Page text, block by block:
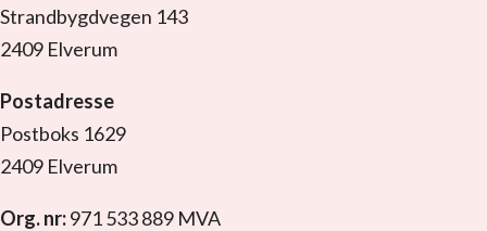
Strandbygdvegen 143
2409 Elverum
Postadresse
Postboks 1629
2409 Elverum
Org. nr:971 533 889 MVA